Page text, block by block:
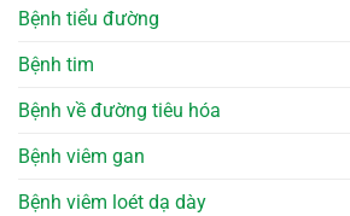
Bệnh tiểu đường
Bệnh tim
Bệnh về đường tiêu hóa
Bệnh viêm gan
Bệnh viêm loét dạ dày